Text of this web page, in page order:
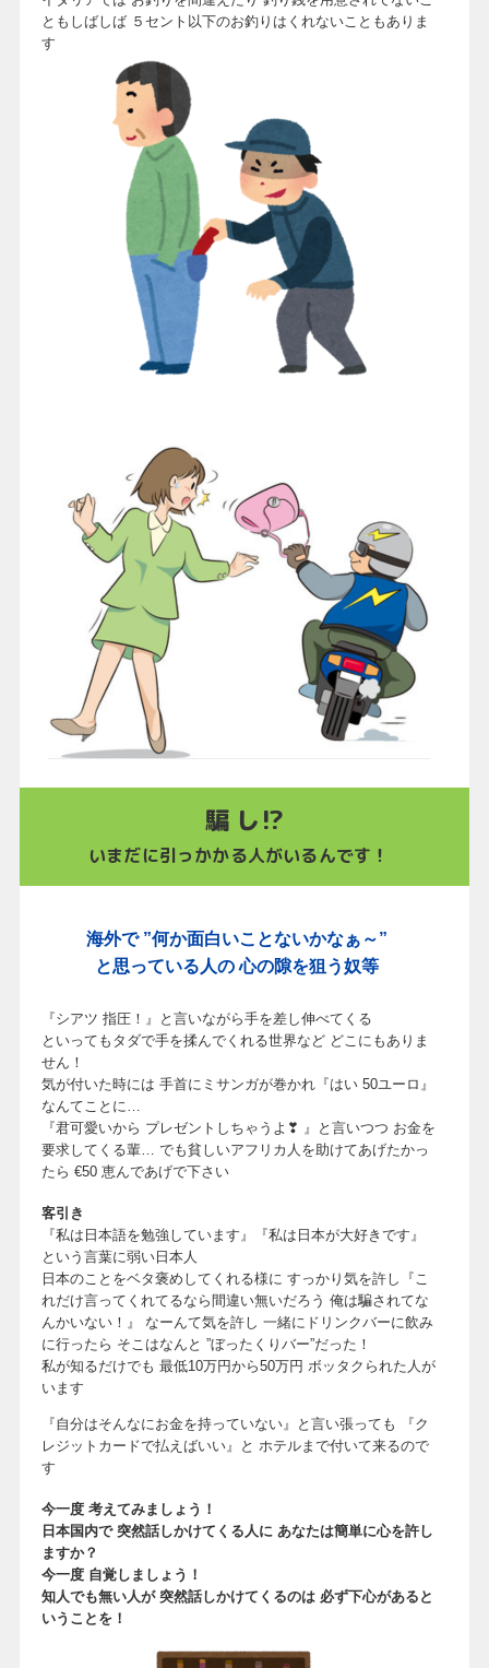
ともしばしば ５セント以下のお釣りはくれないこともありま
す
騙 し⁉
いまだに引っかかる人がいるんです！
海外で ”何か面白いことないかなぁ～”
と思っている人の 心の隙を狙う奴等
『シアツ 指圧！』と言いながら手を差し伸べてくる
といってもタダで手を揉んでくれる世界など どこにもありま
せん！
気が付いた時には 手首にミサンガが巻かれ『はい 50ユーロ』
なんてことに…
『君可愛いから プレゼントしちゃうよ❣ 』と言いつつ お金を
要求してくる輩… でも貧しいアフリカ人を助けてあげたかっ
たら €50 恵んであげで下さい
客引き
『私は日本語を勉強しています』『私は日本が大好きです』
という言葉に弱い日本人
日本のことをベタ褒めしてくれる様に すっかり気を許し『こ
れだけ言ってくれてるなら間違い無いだろう 俺は騙されてな
んかいない！』 なーんて気を許し 一緒にドリンクバーに飲み
に行ったら そこはなんと ”ぼったくりバー”だった！
私が知るだけでも 最低10万円から50万円 ボッタクられた人が
います
『自分はそんなにお金を持っていない』と言い張っても 『ク
レジットカードで払えばいい』と ホテルまで付いて来るので
す
今一度 考えてみましょう！
日本国内で 突然話しかけてくる人に あなたは簡単に心を許し
ますか？
今一度 自覚しましょう！
知人でも無い人が 突然話しかけてくるのは 必ず下心があると
いうことを！